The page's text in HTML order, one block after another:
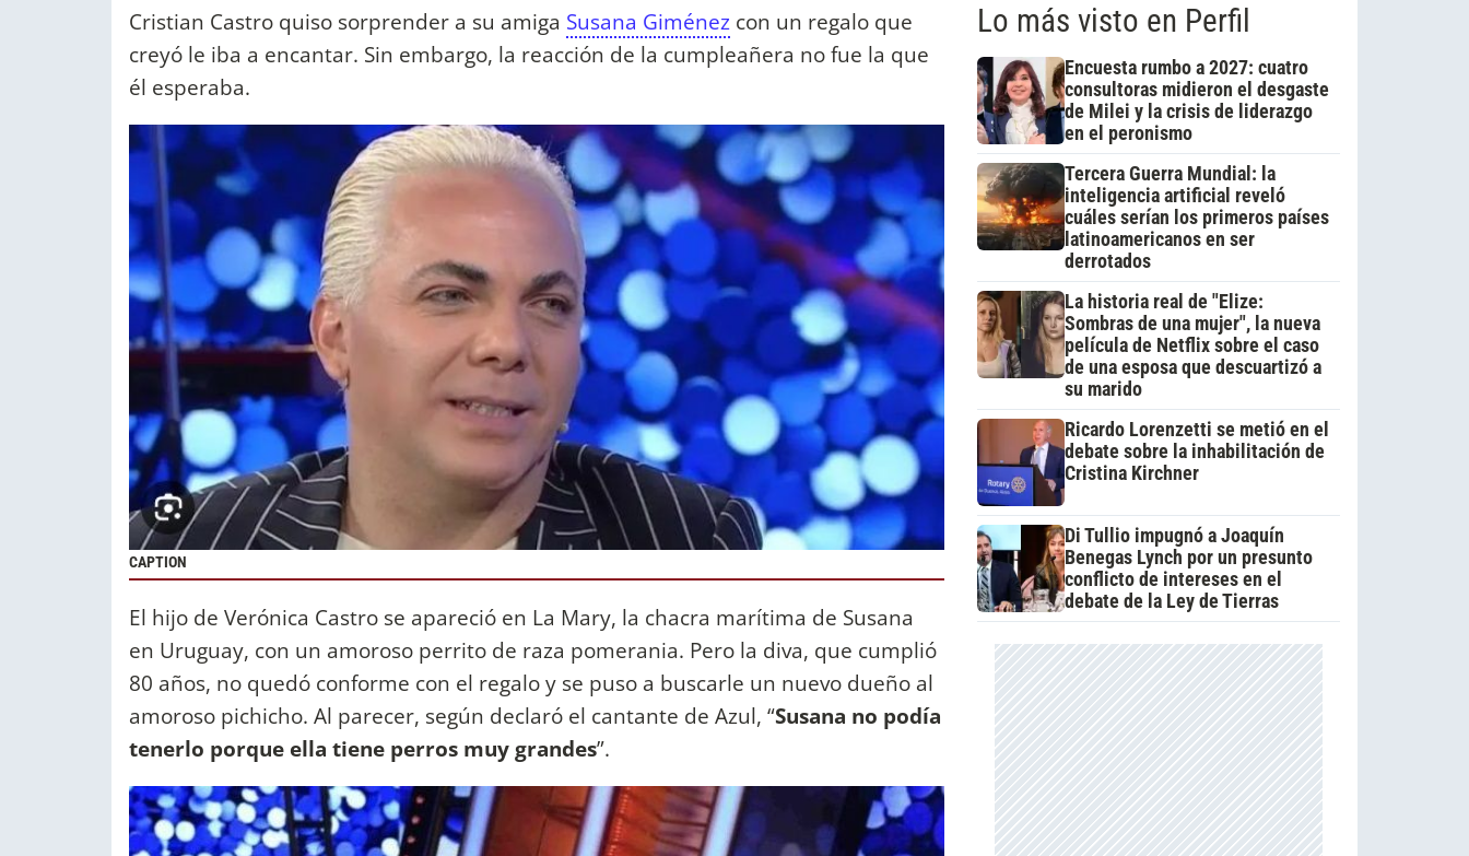
Cristian Castro quiso sorprender a su amiga Susana Giménez con un regalo que
creyó le iba a encantar. Sin embargo, la reacción de la cumpleañera no fue la que
él esperaba.
CAPTION
El hijo de Verónica Castro se apareció en La Mary, la chacra marítima de Susana
en Uruguay, con un amoroso perrito de raza pomerania. Pero la diva, que cumplió
80 años, no quedó conforme con el regalo y se puso a buscarle un nuevo dueño al
amoroso pichicho. Al parecer, según declaró el cantante de Azul, “Susana no podía
tenerlo porque ella tiene perros muy grandes”.
Lo más visto en Perfil
Encuesta rumbo a 2027: cuatro
consultoras midieron el desgaste
de Milei y la crisis de liderazgo
en el peronismo
Tercera Guerra Mundial: la
inteligencia artificial reveló
cuáles serían los primeros países
latinoamericanos en ser
derrotados
La historia real de "Elize:
Sombras de una mujer", la nueva
película de Netflix sobre el caso
de una esposa que descuartizó a
su marido
Ricardo Lorenzetti se metió en el
debate sobre la inhabilitación de
Cristina Kirchner
Di Tullio impugnó a Joaquín
Benegas Lynch por un presunto
conflicto de intereses en el
debate de la Ley de Tierras